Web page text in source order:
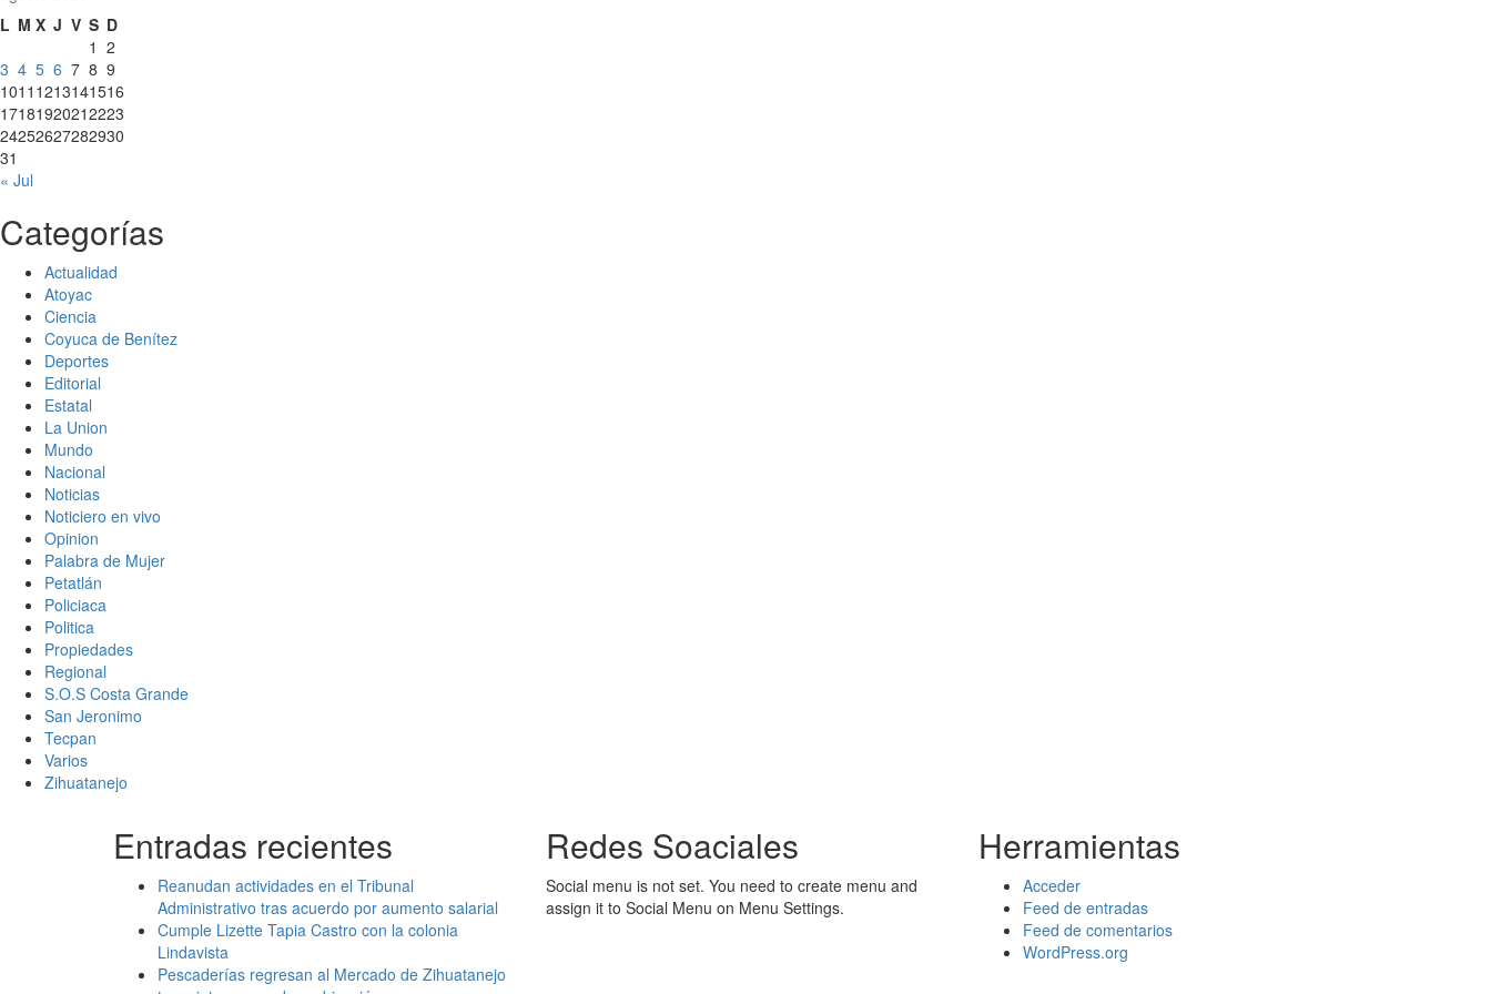
L M X J V S D
1 2
3 4 5 6 7 8 9
1011 1213141516
17181920212223
24252627282930
31
« Jul
Categorías
Actualidad
Atoyac
Ciencia
Coyuca de Benítez
Deportes
Editorial
Estatal
La Union
Mundo
Nacional
Noticias
Noticiero en vivo
Opinion
Palabra de Mujer
Petatlán
Policiaca
Politica
Propiedades
Regional
S.O.S Costa Grande
San Jeronimo
Tecpan
Varios
Zihuatanejo
Entradas recientes
Reanudan actividades en el Tribunal
Administrativo tras acuerdo por aumento salarial
Cumple Lizette Tapia Castro con la colonia
Lindavista
Pescaderías regresan al Mercado de Zihuatanejo
Redes Soaciales
Social menu is not set. You need to create menu and
assign it to Social Menu on Menu Settings.
Herramientas
Acceder
Feed de entradas
Feed de comentarios
WordPress.org